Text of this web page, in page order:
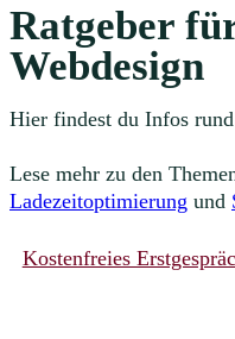
Ratgeber
Webdesign
Hier findest du Infos
Lese mehr zu den
Ladezeitoptimierung und
Kostenfreies